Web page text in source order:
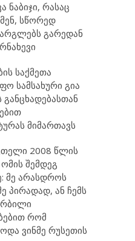
ნაბიჯი, რასაც
სწორედ
გარედან
საქმეთა
სამსახური გია
განცხადებასთან
მიმართავს
2008 წლის
შემდეგ
მე არასდროს
პირადად, ან ჩემს
რომ
ვინმე რუსეთის